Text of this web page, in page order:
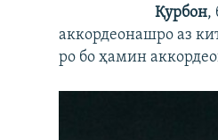
Қурбон,
аккордеонашро аз
ро бо ҳамин